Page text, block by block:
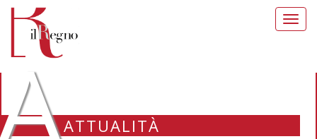
ATTUALITÀ